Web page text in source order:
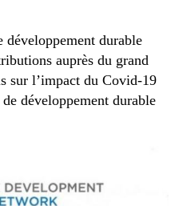
développement durable
auprès du grand
sur l’impact du Covid-19
développement durable